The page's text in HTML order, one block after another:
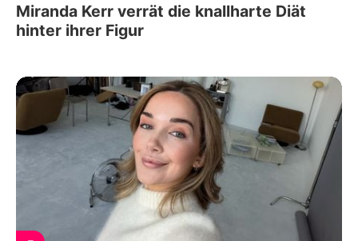
Miranda Kerr verrät die knallharte Diät
hinter ihrer Figur